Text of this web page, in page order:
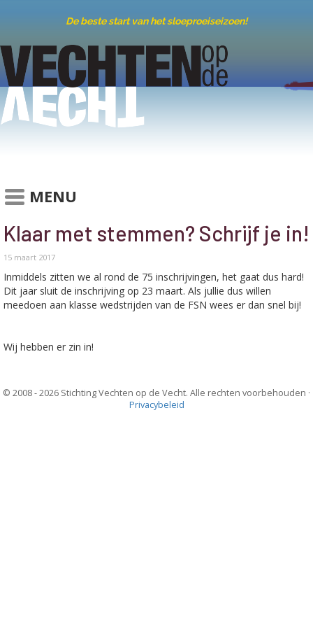
De beste start van het sloeproeiseizoen!
MENU
Klaar met stemmen? Schrijf je in!
15 maart 2017
Inmiddels zitten we al rond de 75 inschrijvingen, het gaat dus hard!
Dit jaar sluit de inschrijving op 23 maart. Als jullie dus willen
meedoen aan klasse wedstrijden van de FSN wees er dan snel bij!
Wij hebben er zin in!
© 2008 - 2026 Stichting Vechten op de Vecht. Alle rechten voorbehouden ·
Privacybeleid